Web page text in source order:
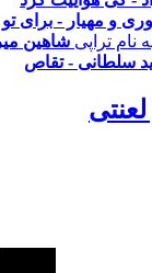
و مهیار - برای تو
شاهین
سلطانی - تقاص